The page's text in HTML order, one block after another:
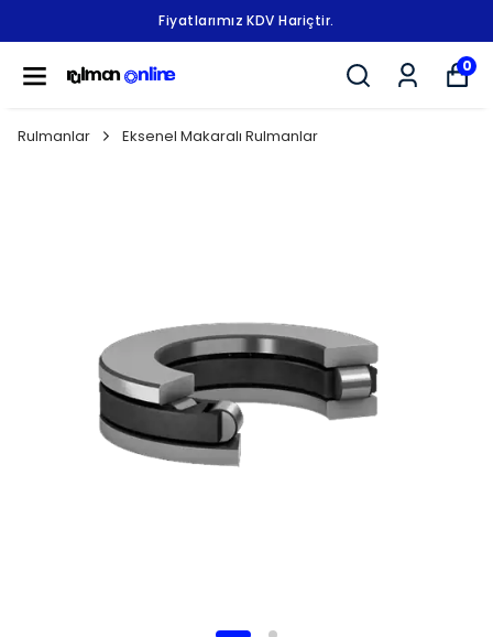
Fiyatlarımız KDV Hariçtir.
0
Rulmanlar Eksenel Makaralı Rulmanlar